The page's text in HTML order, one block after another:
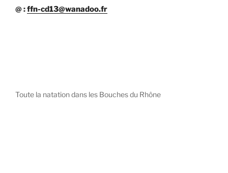
@ :ffn-cd13@wanadoo.fr
Toute la natation dans les Bouches du Rhône